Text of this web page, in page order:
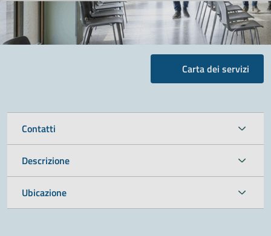
Carta dei servizi
Contatti
Descrizione
Ubicazione